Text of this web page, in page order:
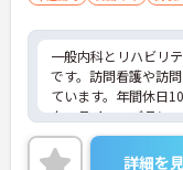
一般内科とリハビリ
です。訪問看護や訪
ています。年間休日
ク・ライフ・バラン
来る環境です！
詳細を